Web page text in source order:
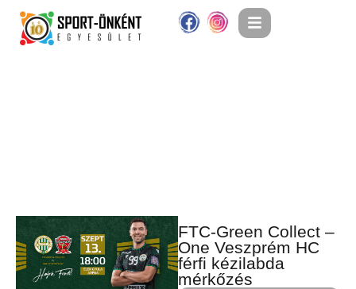
FTC-Green Collect –
One Veszprém HC
férfi kézilabda
mérkőzés